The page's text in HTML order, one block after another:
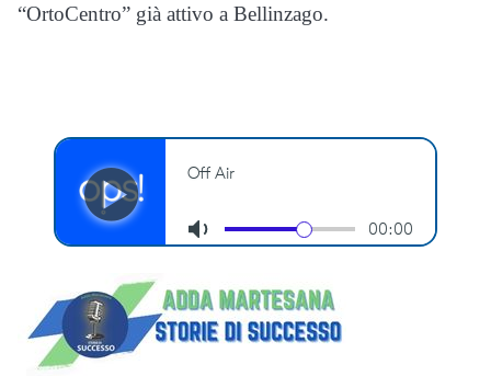
“OrtoCentro” già attivo a Bellinzago.